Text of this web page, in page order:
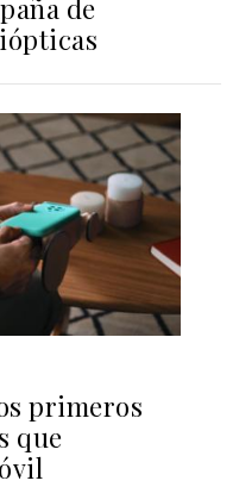
de
primeros
que